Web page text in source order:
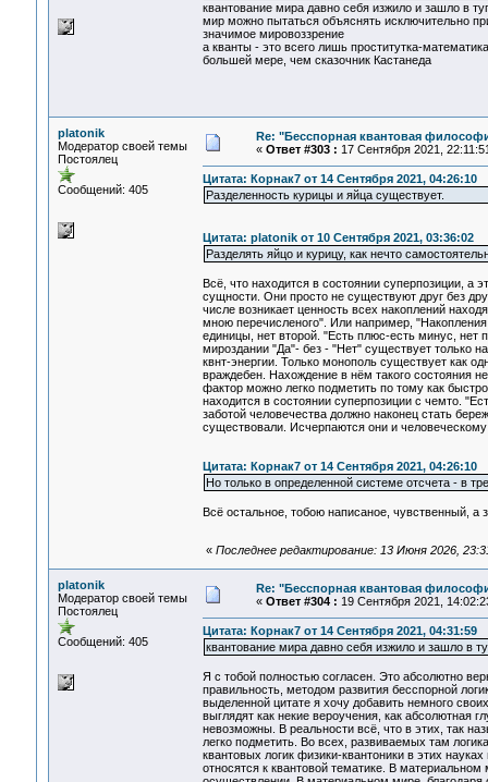
квантование мира давно себя изжило и зашло в
мир можно пытаться объяснять исключительно
значимое мировоззрение
а кванты - это всего лишь проститутка-
большей мере, чем сказочник Кастанеда
platonik
Модератор своей темы
Постоялец
Сообщений: 405
Re: "Бесспорная квантовая
« Ответ #303 : 17 Сентября 2021,
Цитата: Корнак7 от 14 Сентября 2021, 04:26:10
Разделенность курицы и яйца существует.
Цитата: platonik от 10 Сентября 2021, 03:36:02
Разделять яйцо и курицу, как нечто
Всё, что находится в состоянии суперпозиции,
сущности. Они просто не существуют друг без
числе возникает ценность всех накоплений
мною перечисленого". Или например,
единицы, нет второй. "Есть плюс-есть минус,
мироздании "Да"- без - "Нет" существует только
квнт-энергии. Только монополь существует как
враждебен. Нахождение в нём такого состояния
фактор можно легко подметить по тому как
находится в состоянии суперпозиции с чемто.
заботой человечества должно наконец стать
существовали. Исчерпаются они и
Цитата: Корнак7 от 14 Сентября 2021, 04:26:10
Но только в определенной системе отсчета - в
Всё остальное, тобою написаное, чувственный, а
« Последнее редактирование: 13 Июня 2026,
platonik
Модератор своей темы
Постоялец
Сообщений: 405
Re: "Бесспорная квантовая
« Ответ #304 : 19 Сентября 2021,
Цитата: Корнак7 от 14 Сентября 2021, 04:31:59
квантование мира давно себя изжило и зашло в
Я с тобой полностью согласен. Это абсолютно
правильность, методом развития бесспорной
выделенной цитате я хочу добавить немного
выглядят как некие вероучения, как абсолютная
невозможны. В реальности всё, что в этих, так
легко подметить. Во всех, развиваемых там
квантовых логик физики-квантоники в этих
относятся к квантовой тематике. В